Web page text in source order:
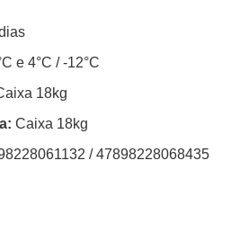
e 4°C / -12°C
18kg
Caixa 18kg
/ 47898228068435